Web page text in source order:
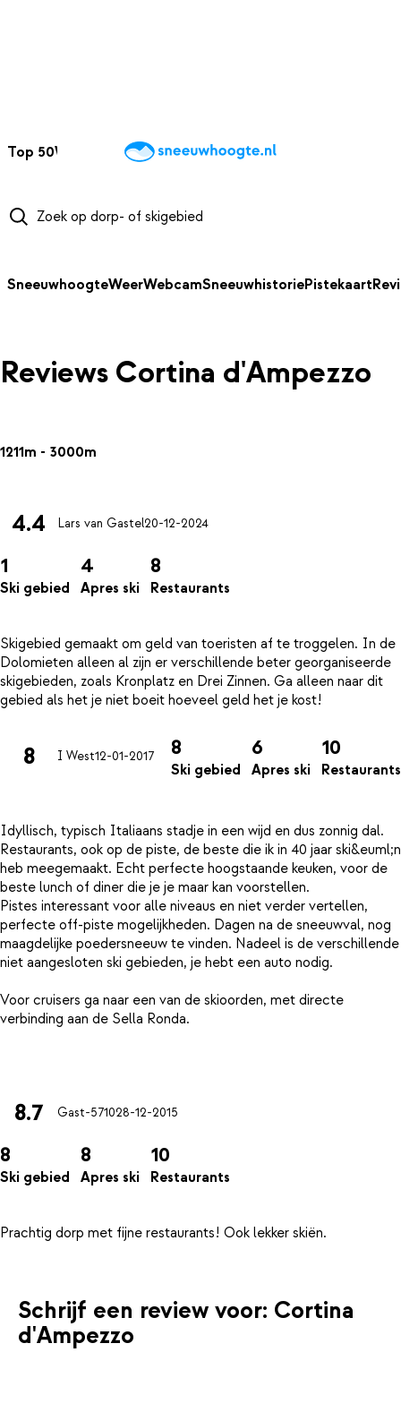
Top 50Webcams WintersportweerKaarten
SneeuwhoogteWeerWebcamSneeuwhistoriePistekaart
Reviews Cortina d'Ampezzo
1211m - 3000m
4.4 Lars van Gastel20-12-2024
1
Ski gebied
4
Apres ski
8
Restaurants
Skigebied gemaakt om geld van toeristen af te troggelen. In de
Dolomieten alleen al zijn er verschillende beter georganiseerde
skigebieden, zoals Kronplatz en Drei Zinnen. Ga alleen naar dit
8 I West12-01-2017 8
Ski gebied
6
Apres ski
10
Restaurants
Idyllisch, typisch Italiaans stadje in een wijd en dus zonnig dal.
Restaurants, ook op de piste, de beste die ik in 40 jaar ski&euml;n
heb meegemaakt. Echt perfecte hoogstaande keuken, voor de
beste lunch of diner die je je maar kan voorstellen.
Pistes interessant voor alle niveaus en niet verder vertellen,
perfecte off-piste mogelijkheden. Dagen na de sneeuwval, nog
maagdelijke poedersneeuw te vinden. Nadeel is de verschillende
niet aangesloten ski gebieden, je hebt een auto nodig.
Voor cruisers ga naar een van de skioorden, met directe
verbinding aan de Sella Ronda.
8.7 Gast-571028-12-2015
8
Ski gebied
8
Apres ski
10
Restaurants
Schrijf een review voor: Cortina
d'Ampezzo